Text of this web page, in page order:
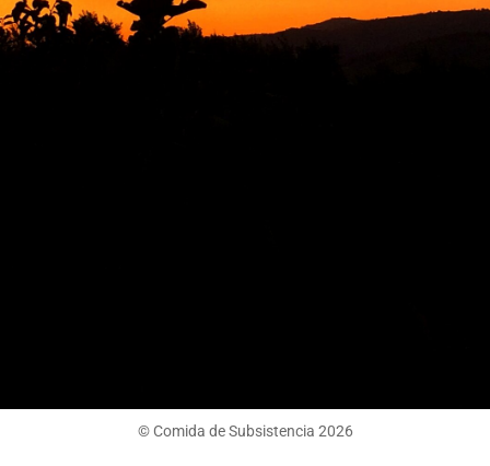
© Comida de Subsistencia 2026